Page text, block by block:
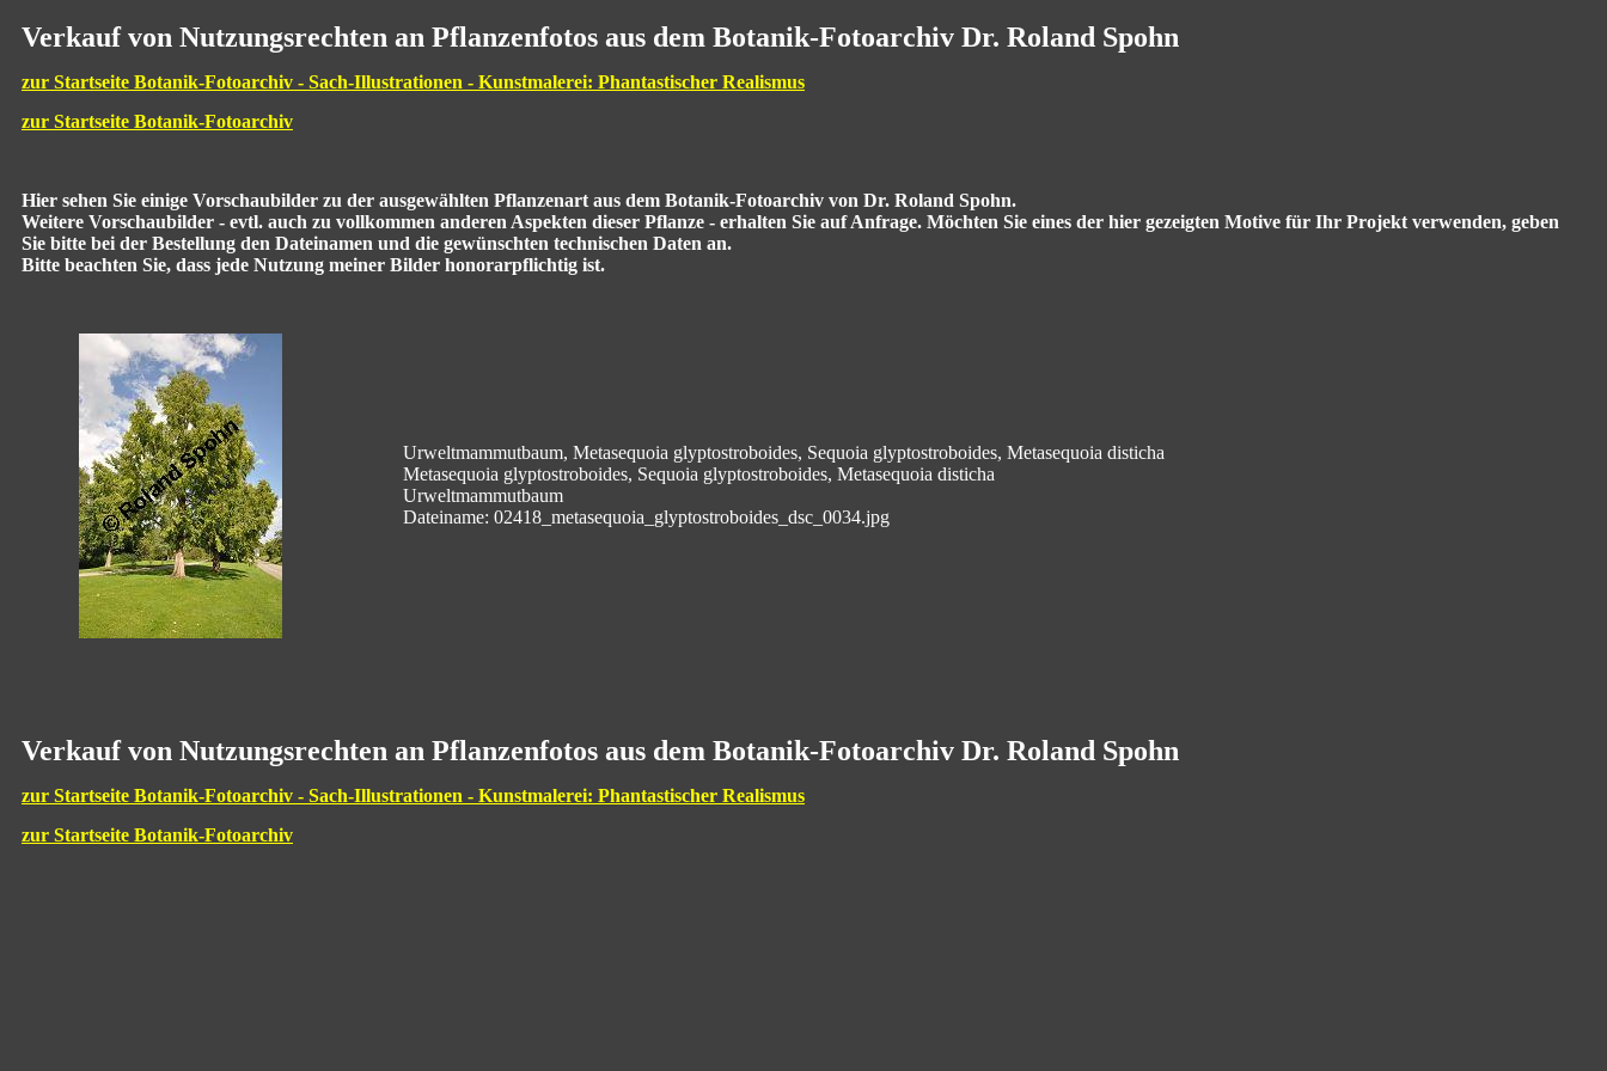
Verkauf von Nutzungsrechten an Pflanzenfotos aus dem Botanik-Fotoarchiv Dr. Roland Spohn
zur Startseite Botanik-Fotoarchiv - Sach-Illustrationen - Kunstmalerei: Phantastischer Realismus
zur Startseite Botanik-Fotoarchiv
Hier sehen Sie einige Vorschaubilder zu der ausgewählten Pflanzenart aus dem Botanik-Fotoarchiv von Dr. Roland Spohn.
Weitere Vorschaubilder - evtl. auch zu vollkommen anderen Aspekten dieser Pflanze - erhalten Sie auf Anfrage. Möchten Sie eines der hier gezeigten Motive für Ihr Projekt verwenden, geben
Sie bitte bei der Bestellung den Dateinamen und die gewünschten technischen Daten an.
Bitte beachten Sie, dass jede Nutzung meiner Bilder honorarpflichtig ist.
Urweltmammutbaum, Metasequoia glyptostroboides, Sequoia glyptostroboides, Metasequoia disticha
Metasequoia glyptostroboides, Sequoia glyptostroboides, Metasequoia disticha
Urweltmammutbaum
Dateiname: 02418_metasequoia_glyptostroboides_dsc_0034.jpg
Verkauf von Nutzungsrechten an Pflanzenfotos aus dem Botanik-Fotoarchiv Dr. Roland Spohn
zur Startseite Botanik-Fotoarchiv - Sach-Illustrationen - Kunstmalerei: Phantastischer Realismus
zur Startseite Botanik-Fotoarchiv